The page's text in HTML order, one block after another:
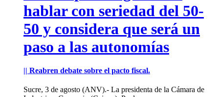
hablar con seriedad del 50-
50 y considera que será un
paso a las autonomías
|| Reabren debate sobre el pacto fiscal.
Sucre, 3 de agosto (ANV).- La presidenta de la Cámara de